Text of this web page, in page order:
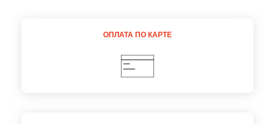
ОПЛАТА ПО КАРТЕ